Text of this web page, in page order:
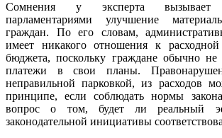
Сомнения у эксперта вызывает
парламентариями улучшение
граждан. По его словам,
имеет никакого отношения к
бюджета, поскольку граждане обычно
платежи в свои планы.
неправильной парковкой, из расходов
принципе, если соблюдать нормы
вопрос о том, будет ли реальный
законодательной инициативы